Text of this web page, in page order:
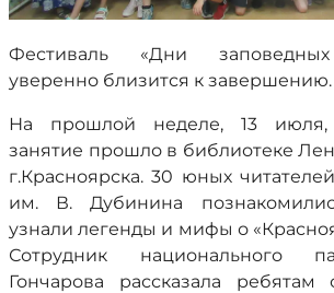
Фестиваль «Дни
уверенно близится к завершению.
На прошлой неделе, 13 июля,
занятие прошло в библиотеке
г.Красноярска. 30 юных
им. В. Дубинина
узнали легенды и мифы о
Сотрудник национального
Гончарова рассказала